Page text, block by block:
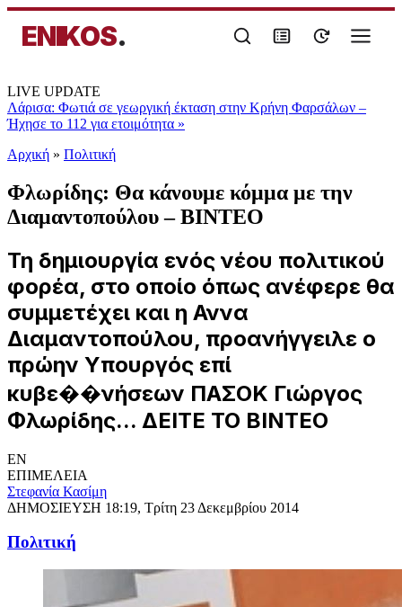
ENIKOS.
LIVE UPDATE
Λάρισα: Φωτιά σε γεωργική έκταση στην Κρήνη Φαρσάλων –
Ήχησε το 112 για ετοιμότητα »
Αρχική » Πολιτική
Φλωρίδης: Θα κάνουμε κόμμα με την
Διαμαντοπούλου – ΒΙΝΤΕΟ
Τη δημιουργία ενός νέου πολιτικού
φορέα, στο οποίο όπως ανέφερε θα
συμμετέχει και η Αννα
Διαμαντοπούλου, προανήγγειλε ο
πρώην Υπουργός επί
κυβε��νήσεων ΠΑΣΟΚ Γιώργος
Φλωρίδης... ΔΕΙΤΕ ΤΟ ΒΙΝΤΕΟ
EN
ΕΠΙΜΕΛΕΙΑ
Στεφανία Κασίμη
ΔΗΜΟΣΙΕΥΣΗ 18:19, Τρίτη 23 Δεκεμβρίου 2014
Πολιτική